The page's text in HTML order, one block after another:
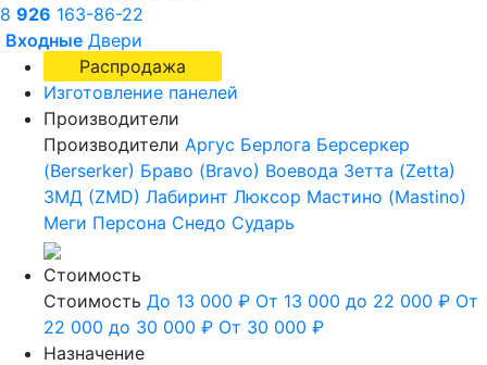
8 926 163-86-22
Входные Двери
Распродажа
Изготовление панелей
Производители
Производители Аргус Берлога Берсеркер
(Berserker) Браво (Bravo) Воевода Зетта (Zetta)
ЗМД (ZMD) Лабиринт Люксор Мастино (Mastino)
Меги Персона Снедо Сударь
Стоимость
Стоимость До 13 000 ₽ От 13 000 до 22 000 ₽ От
22 000 до 30 000 ₽ От 30 000 ₽
Назначение